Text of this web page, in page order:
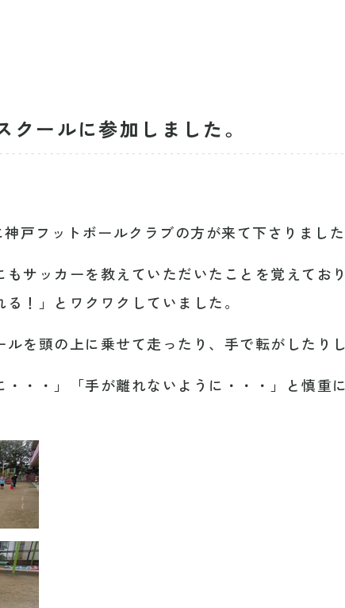
クールに参加しました。
戸フットボールクラブの方が来て下さりまし
もサッカーを教えていただいたことを覚えてお
！」とワクワクしていました。
ルを頭の上に乗せて走ったり、手で転がしたり
・・・」「手が離れないように・・・」と慎重